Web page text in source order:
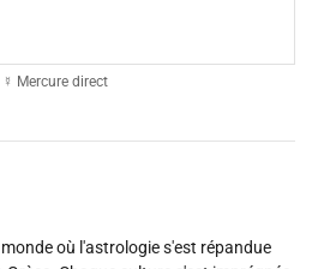
☿ Mercure direct
où l'astrologie s'est répandue